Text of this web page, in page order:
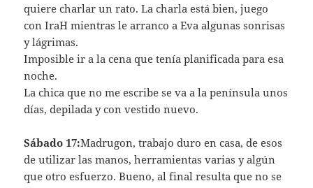
quiere charlar un rato. La charla está bien, juego
con IraH mientras le arranco a Eva algunas sonrisas
y lágrimas.
Imposible ir a la cena que tení­a planificada para esa
noche.
La chica que no me escribe se va a la pení­nsula unos
dí­as, depilada y con vestido nuevo.
Sábado 17:Madrugon, trabajo duro en casa, de esos
de utilizar las manos, herramientas varias y algún
que otro esfuerzo. Bueno, al final resulta que no se